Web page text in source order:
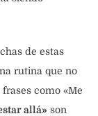
de estas
rutina que no
como «Me
allá» son